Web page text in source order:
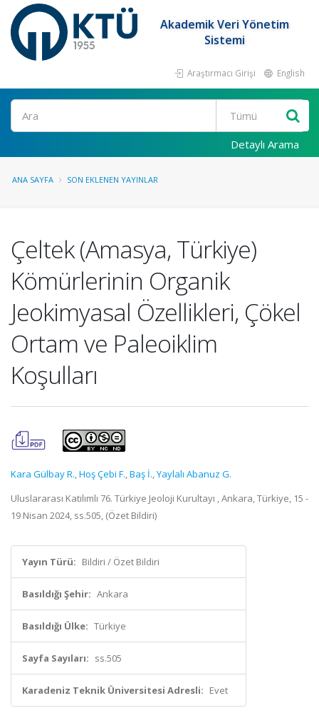
Akademik Veri Yönetim
Sistemi
Araştırmacı Girişi English
Ara
Detaylı Arama
ANA SAYFA SON EKLENEN YAYINLAR
Çeltek (Amasya, Türkiye)
Kömürlerinin Organik
Jeokimyasal Özellikleri, Çökel
Ortam ve Paleoiklim
Koşulları
Kara Gülbay R.,Hoş Çebi F.,Baş İ.,Yaylalı Abanuz G.
Uluslararası Katılımlı 76. Türkiye Jeoloji Kurultayı , Ankara, Türkiye, 15 -
19 Nisan 2024, ss.505, (Özet Bildiri)
Yayın Türü: Bildiri / Özet Bildiri
Basıldığı Şehir: Ankara
Basıldığı Ülke: Türkiye
Sayfa Sayıları: ss.505
Karadeniz Teknik Üniversitesi Adresli: Evet